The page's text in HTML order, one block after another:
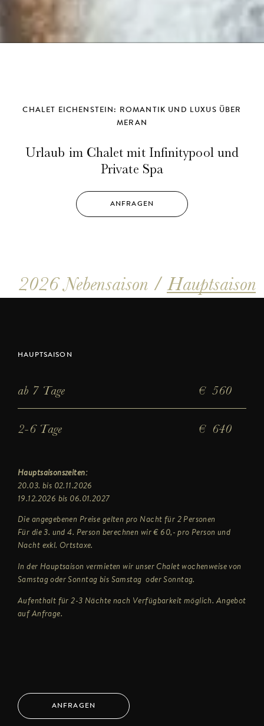
CHALET EICHENSTEIN: ROMANTIK UND LUXUS ÜBER
MERAN
Urlaub im Chalet mit Infinitypool und
Private Spa
ANFRAGEN
2026Nebensaison /Hauptsaison
HAUPTSAISON
ab 7 Tage € 560
2-6 Tage € 640
Hauptsaisonszeiten:
20.03. bis 02.11.2026
19.12.2026 bis 06.01.2027
Die angegebenen Preise gelten pro Nacht für 2 Personen
Für die 3. und 4. Person berechnen wir € 60,- pro Person und
Nacht exkl. Ortstaxe.
In der Hauptsaison vermieten wir unser Chalet wochenweise von
Samstag oder Sonntag bis Samstag oder Sonntag.
Aufenthalt für 2-3 Nächte nach Verfügbarkeit möglich. Angebot
auf Anfrage.
ANFRAGEN